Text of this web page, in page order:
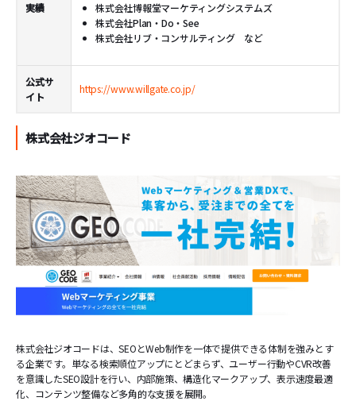
実績
株式会社博報堂マーケティングシステムズ
株式会社Plan・Do・See
株式会社リブ・コンサルティング など
公式サ
イト
https://www.willgate.co.jp/
株式会社ジオコード
株式会社ジオコードは、SEOとWeb制作を一体で提供できる体制を強みとす
る企業です。単なる検索順位アップにとどまらず、ユーザー行動やCVR改善
を意識したSEO設計を行い、内部施策、構造化マークアップ、表示速度最適
化、コンテンツ整備など多角的な支援を展開。